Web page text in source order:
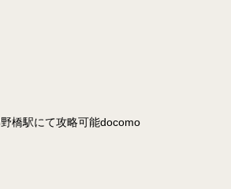
橋駅にて攻略可能docomo